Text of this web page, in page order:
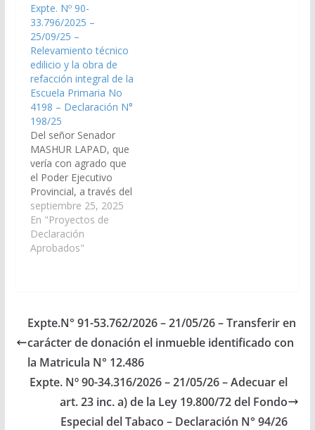
la Escuela Primaria Nº
4198 ( ex Nº 320) de la
comunidad originaria
de San…
Expte. Nº 90-
33.796/2025 –
25/09/25 –
Relevamiento técnico
edilicio y la obra de
refacción integral de la
Escuela Primaria No
4198 – Declaración N°
198/25
Del señor Senador
MASHUR LAPAD, que
vería con agrado que
el Poder Ejecutivo
Provincial, a través del
Ministerio de
Educación, Cultura,
Ciencia y Tecnología;
disponga las medidas y
técnico edilicio y la
obra de Intervención
integral del…
septiembre 25, 2025
En "Proyectos de
Declaración
Aprobados"
Expte.N° 91-53.762/2026 – 21/05/26 – Transferir en
carácter de donación el inmueble identificado con
la Matricula N° 12.486
Expte. Nº 90-34.316/2026 – 21/05/26 – Adecuar el
art. 23 inc. a) de la Ley 19.800/72 del Fondo
Especial del Tabaco – Declaración N° 94/26